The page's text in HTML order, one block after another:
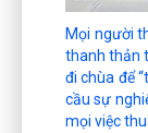
Mọi người
thanh thản
đi chùa để
cầu sự
mọi việc